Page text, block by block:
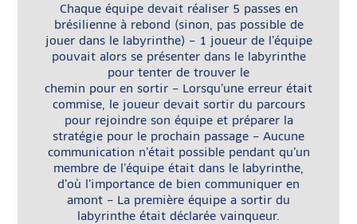
Chaque équipe devait réaliser 5 passes en
brésilienne à rebond (sinon, pas possible de
jouer dans le labyrinthe) – 1 joueur de l’équipe
pouvait alors se présenter dans le labyrinthe
pour tenter de trouver le
chemin pour en sortir – Lorsqu’une erreur était
commise, le joueur devait sortir du parcours
pour rejoindre son équipe et préparer la
stratégie pour le prochain passage – Aucune
communication n’était possible pendant qu’un
membre de l’équipe était dans le labyrinthe,
d’où l’importance de bien communiquer en
amont – La première équipe a sortir du
labyrinthe était déclarée vainqueur.